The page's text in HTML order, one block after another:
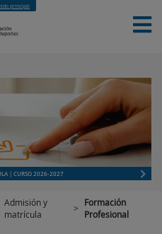
principal
PROFESIONAL
DEPORTES
| CURSO 2026-2027
Admisión y
matrícula
>
Formación
Profesional